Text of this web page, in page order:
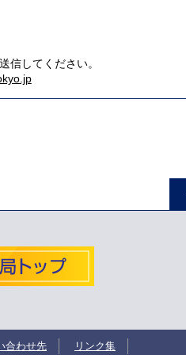
信してください。
合わせ先 リンク集